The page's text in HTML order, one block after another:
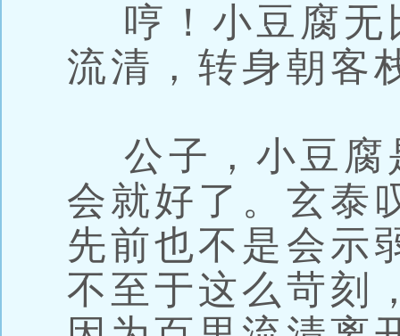
哼！小豆腐无
流清，转身朝客
公子，小豆腐
会就好了。玄泰
先前也不是会示
不至于这么苛刻